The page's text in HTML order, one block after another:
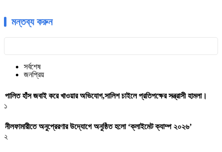
মন্তব্য করুন
সর্বশেষ
জনপ্রিয়
পালিত হাঁস জবাই করে খাওয়ার অভিযোগ,সালিশ চাইলে প্রতিপক্ষের সন্ত্রাসী হামলা।
১
নীলফামারীতে অনুপ্রেরণার উদ্যোগে অনুষ্ঠিত হলো ‘ক্লাইমেট ক্যাম্প ২০২৬’
২